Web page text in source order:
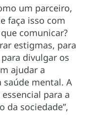
um parceiro,
faça isso com
comunicar?
estigmas, para
divulgar os
ajudar a
saúde mental. A
para a
da sociedade”,